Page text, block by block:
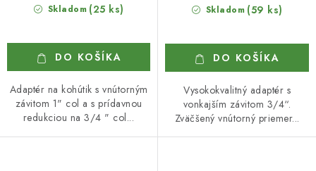
Skladom (25 ks)
DO KOŠÍKA
Adaptér na kohútik s vnútorným
závitom 1" col a s prídavnou
redukciou na 3/4 " col...
Skladom (59 ks)
DO KOŠÍKA
Vysokokvalitný adaptér s
vonkajším závitom 3/4“.
Zväčšený vnútorný priemer...